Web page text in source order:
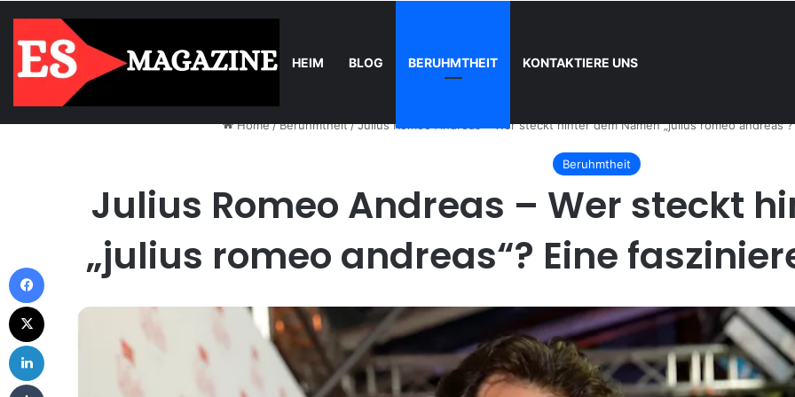
HEIM BLOG BERUHMTHEIT KONTAKTIERE UNS
Tuesday, August 4 2026 Trend Balkonkraftwerk-Upgrade: Wann und wie registrieren
Home/Beruhmtheit/Julius Romeo Andreas – Wer steckt hinter dem Namen „julius romeo
Beruhmtheit
Julius Romeo Andreas – Wer steckt
„julius romeo andreas“? Eine
Facebook